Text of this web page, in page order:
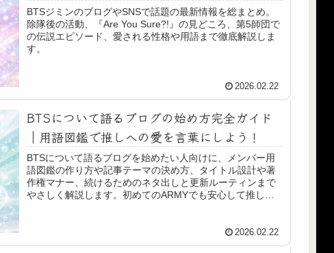
BTSジミンのブログやSNSで話題の最新情報を総まとめ。
除隊後の活動、『Are You Sure?!』の見どころ、第5師団で
の伝説エピソード、愛される性格や用語まで徹底解説しま
す。
2026.02.22
BTSについて語るブログの始め方完全ガイド
｜用語図鑑で推しへの愛を言葉にしよう！
BTSについて語るブログを始めたい人向けに、メンバー用
語図鑑の作り方や記事テーマの決め方、タイトル設計や著
作権マナー、続けるためのネタ出しと更新ルーティンまで
やさしく解説します。初めてのARMYでも安心して推し活
2026.02.22